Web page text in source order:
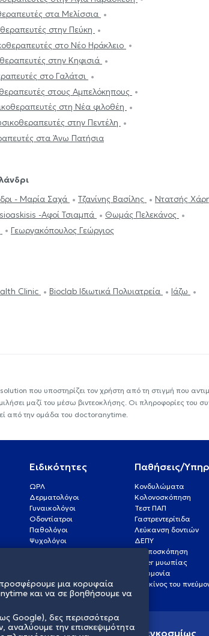
στα Μελίσσια
στην Πεύκη
στο Νέο Ηράκλειο
στην Κηφισιά
στο Γαλάτσι
στους Αμπελόκηπους
στη Νέα φιλοθέη
στην Πεντέλη
στα Άνω Πατήσια
- Μαρία Σαχά
Τζανίνης Βασίλης
Ντατσής
-Αφοί Τσιαμπά
Θωμάς Πελεκάνος
Γεωργακόπουλος Γεώργιος
Clinic Bioclab Ιδιωτικά Πολυιατρεία
Ιάζω
που υποστηρίζει τον χρήστη από τη στιγμή που
μαζί του μέσω βιντεοκλήσης. Οι πληροφορίες του
από την ομάδα του doctoranytime.
Ειδικότητες
ΩΡΛ
Δερματολόγοι
Γυναικολόγοι
Οδοντίατροι
Παθολόγοι
Ψυχολόγοι
Καρδιολόγοι
Παθήσεις/
Κονδυλώματα
Κολονοσκόπηση
Τεστ ΠΑΠ
Γαστρεντερίτιδα
Λεύκανση δοντιών
ΔΕΠΥ
Κολποσκόπηση
Laser μυωπίας
Πνευμονία
Καρκίνος του
το μέλλον της υγείας παγκοσμίως
μια κορυφαία
και να σε βοηθήσουμε να
Google), δες περισσότερα
αναλύουμε την επισκεψιμότητα